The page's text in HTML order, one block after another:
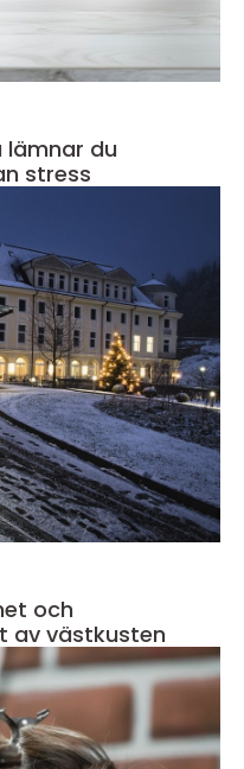
du
stress
av västkusten